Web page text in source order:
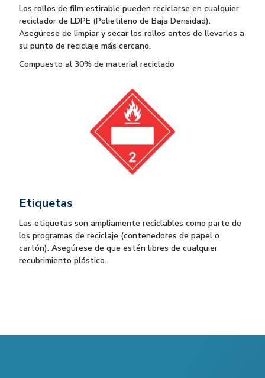
Los rollos de film estirable pueden reciclarse en cualquier
reciclador de LDPE (Polietileno de Baja Densidad).
Asegúrese de limpiar y secar los rollos antes de llevarlos a
su punto de reciclaje más cercano.
Compuesto al 30% de material reciclado
Etiquetas
Las etiquetas son ampliamente reciclables como parte de
los programas de reciclaje (contenedores de papel o
cartón). Asegúrese de que estén libres de cualquier
recubrimiento plástico.